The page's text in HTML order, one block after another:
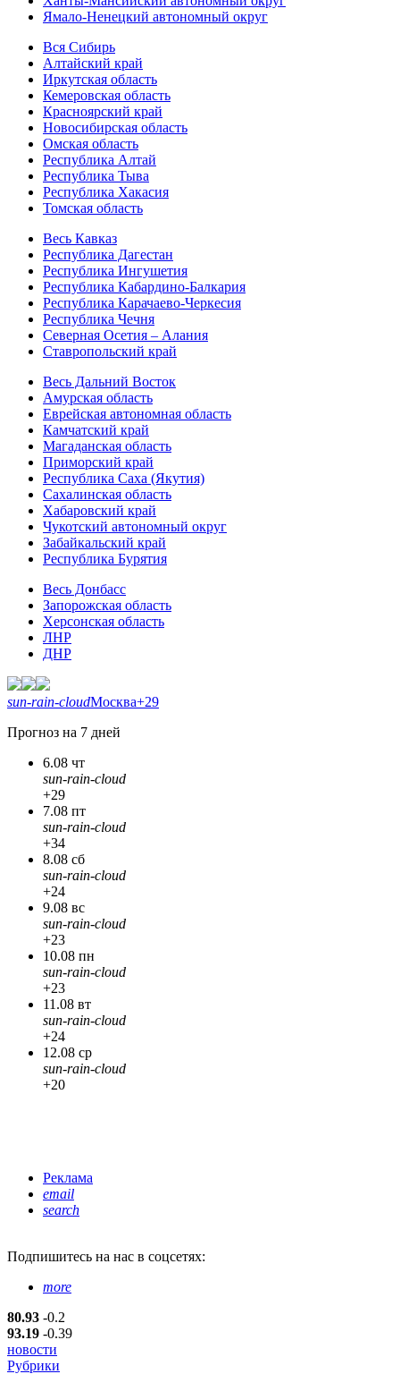
Ямало-Ненецкий автономный округ
Вся Сибирь
Алтайский край
Иркутская область
Кемеровская область
Красноярский край
Новосибирская область
Омская область
Республика Алтай
Республика Тыва
Республика Хакасия
Томская область
Весь Кавказ
Республика Дагестан
Республика Ингушетия
Республика Кабардино-Балкария
Республика Карачаево-Черкесия
Республика Чечня
Северная Осетия – Алания
Ставропольский край
Весь Дальний Восток
Амурская область
Еврейская автономная область
Камчатский край
Магаданская область
Приморский край
Республика Саха (Якутия)
Сахалинская область
Хабаровский край
Чукотский автономный округ
Забайкальский край
Республика Бурятия
Весь Донбасс
Запорожская область
Херсонская область
ЛНР
ДНР
sun-rain-cloudМосква+29
Прогноз на 7 дней
6.08 чт
sun-rain-cloud
+29
7.08 пт
sun-rain-cloud
+34
8.08 сб
sun-rain-cloud
+24
9.08 вс
sun-rain-cloud
+23
10.08 пн
sun-rain-cloud
+23
11.08 вт
sun-rain-cloud
+24
12.08 ср
sun-rain-cloud
+20
Реклама
email
search
Подпишитесь на нас в соцсетях:
more
80.93 -0.2
93.19 -0.39
новости
Рубрики